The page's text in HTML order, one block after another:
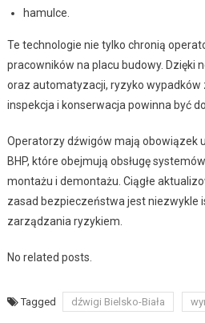
hamulce.
Te technologie nie tylko chronią
pracowników na placu budowy. Dzięki
oraz automatyzacji, ryzyko wypadków
inspekcja i konserwacja powinna być
Operatorzy dźwigów mają obowiązek
BHP, które obejmują obsługę
montażu i demontażu. Ciągłe
zasad bezpieczeństwa jest niezwykle
zarządzania ryzykiem.
No related posts.
Tagged dźwigi Bielsko-Biała